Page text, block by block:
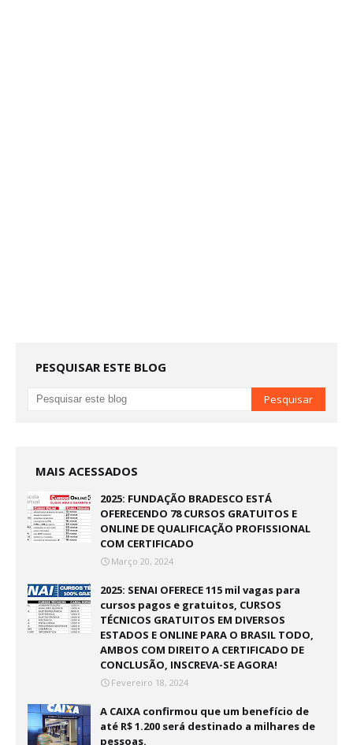
PESQUISAR ESTE BLOG
MAIS ACESSADOS
2025: FUNDAÇÃO BRADESCO ESTÁ
OFERECENDO 78 CURSOS GRATUITOS E
ONLINE DE QUALIFICAÇÃO PROFISSIONAL
COM CERTIFICADO
Março 20, 2024
2025: SENAI OFERECE 115 mil vagas para
cursos pagos e gratuitos, CURSOS
TÉCNICOS GRATUITOS EM DIVERSOS
ESTADOS E ONLINE PARA O BRASIL TODO,
AMBOS COM DIREITO A CERTIFICADO DE
CONCLUSÃO, INSCREVA-SE AGORA!
Fevereiro 18, 2024
A CAIXA confirmou que um benefício de
até R$ 1.200 será destinado a milhares de
pessoas.